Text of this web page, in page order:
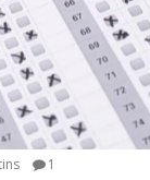
1